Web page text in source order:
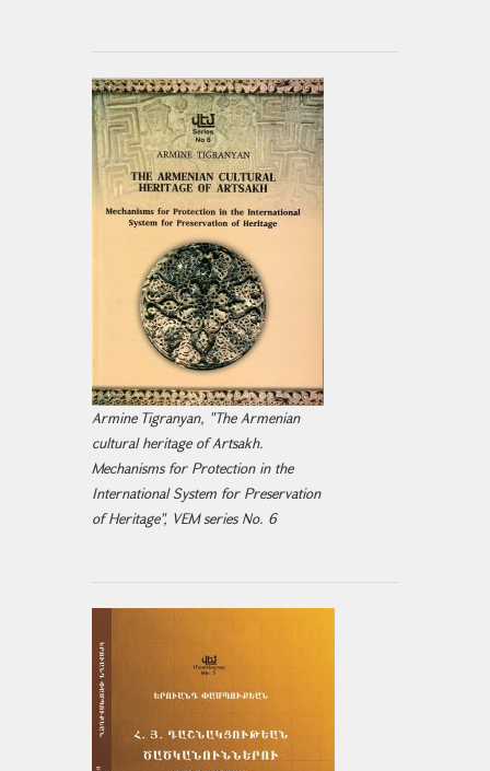
Armine Tigranyan, "The Armenian
cultural heritage of Artsakh.
Mechanisms for Protection in the
International System for Preservation
of Heritage", VEM series No. 6